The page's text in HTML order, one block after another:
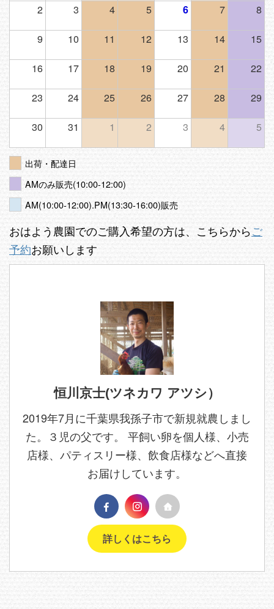
2 3 4 5 6 7 8
9 10 11 12 13 14 15
16 17 18 19 20 21 22
23 24 25 26 27 28 29
30 31 1 2 3 4 5
出荷・配達日
AMのみ販売(10:00-12:00)
AM(10:00-12:00).PM(13:30-16:00)販売
おはよう農園でのご購入希望の方は、こちらからご
予約お願いします
恒川京士(ツネカワ アツシ）
2019年7月に千葉県我孫子市で新規就農しまし
た。３児の父です。 平飼い卵を個人様、小売
店様、パティスリー様、飲食店様などへ直接
お届けしています。
詳しくはこちら